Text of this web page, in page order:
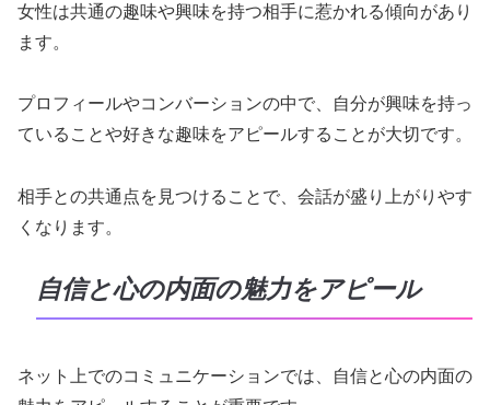
女性は共通の趣味や興味を持つ相手に惹かれる傾向があり
ます。
プロフィールやコンバーションの中で、自分が興味を持っ
ていることや好きな趣味をアピールすることが大切です。
相手との共通点を見つけることで、会話が盛り上がりやす
くなります。
自信と心の内面の魅力をアピール
ネット上でのコミュニケーションでは、自信と心の内面の